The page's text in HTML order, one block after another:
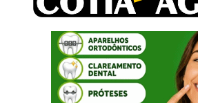
setembro
São Roque